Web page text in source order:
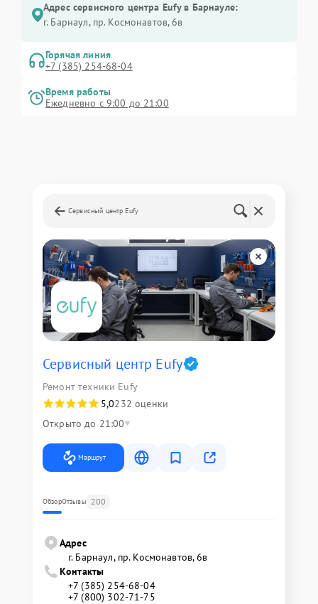
Адрес сервисного центра Eufy в Барнауле:
г. Барнаул, ​пр. Космонавтов, 6в
Горячая линия
+7 (385) 254-68-04
Время работы
Ежедневно с 9:00 до 21:00
Сервисный центр Eufy
Сервисный центр Eufy
Ремонт техники Eufy
5,0232 оценки
Открыто до 21:00
Маршрут
ОбзорОтзывы 200
Адрес
г. Барнаул, ​пр. Космонавтов, 6в
Контакты
+7 (385) 254-68-04
+7 (800) 302-71-75